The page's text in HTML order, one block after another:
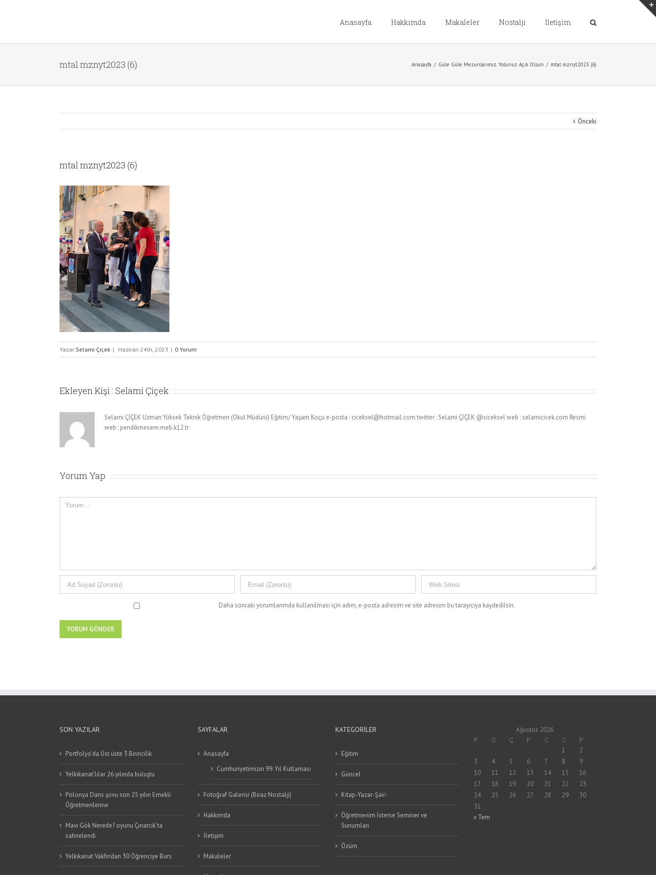
Anasayfa Hakkımda Makaleler Nostalji İletişim
mtal mznyt2023 (6) Anasayfa / Güle Güle Mezunlarımız. Yolunuz Açık Olsun / mtal mznyt2023 (6)
Önceki
mtal mznyt2023 (6)
Yazar Selami Çiçek | Haziran 24th, 2023 | 0 Yorum
Ekleyen Kişi : Selami Çiçek
Selami ÇİÇEK Uzman Yüksek Teknik Öğretmen (Okul Müdürü) Eğitim/ Yaşam Koçu e-posta : ciceksel@hotmail.com twitter : Selami ÇİÇEK @ciceksel web : selamicicek.com Resmi
web : pendikmesem.meb.k12.tr
Yorum Yap
Yorum
Daha sonraki yorumlarımda kullanılması için adım, e-posta adresim ve site adresim bu tarayıcıya kaydedilsin.
SON YAZILAR
Portfolyo’da Üst üste 3.Birincilik
Yelkikanat’lılar 26.yılında buluştu
Polonya Dans şovu son 25 yılın Emekli
Öğretmenlerine
Mavi Gök Nerede? oyunu Çınarcık’ta
sahnelendi
Yelkikanat Vakfından 30 Öğrenciye Burs
SAYFALAR
Anasayfa
Cumhuriyetimizin 99. Yıl Kutlaması
Fotoğraf Galerisi (Biraz Nostalji)
Hakkımda
İletişim
Makaleler
KATEGORILER
Eğitim
Güncel
Kitap-Yazar-Şair-
Öğretmenim İsterse Seminer ve
Sunumları
Özüm
Ağustos 2026
P S Ç P C C P
1
2
3
4 5 6 7 8
9
10
11 12 13 14 15
16
17
18 19 20 21 22
23
24
25 26 27 28 29
30
31
« Tem